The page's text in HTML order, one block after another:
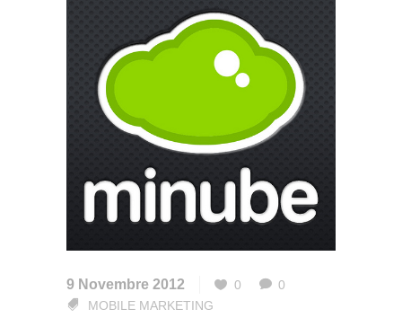
9 Novembre 2012 0
0
MOBILE MARKETING